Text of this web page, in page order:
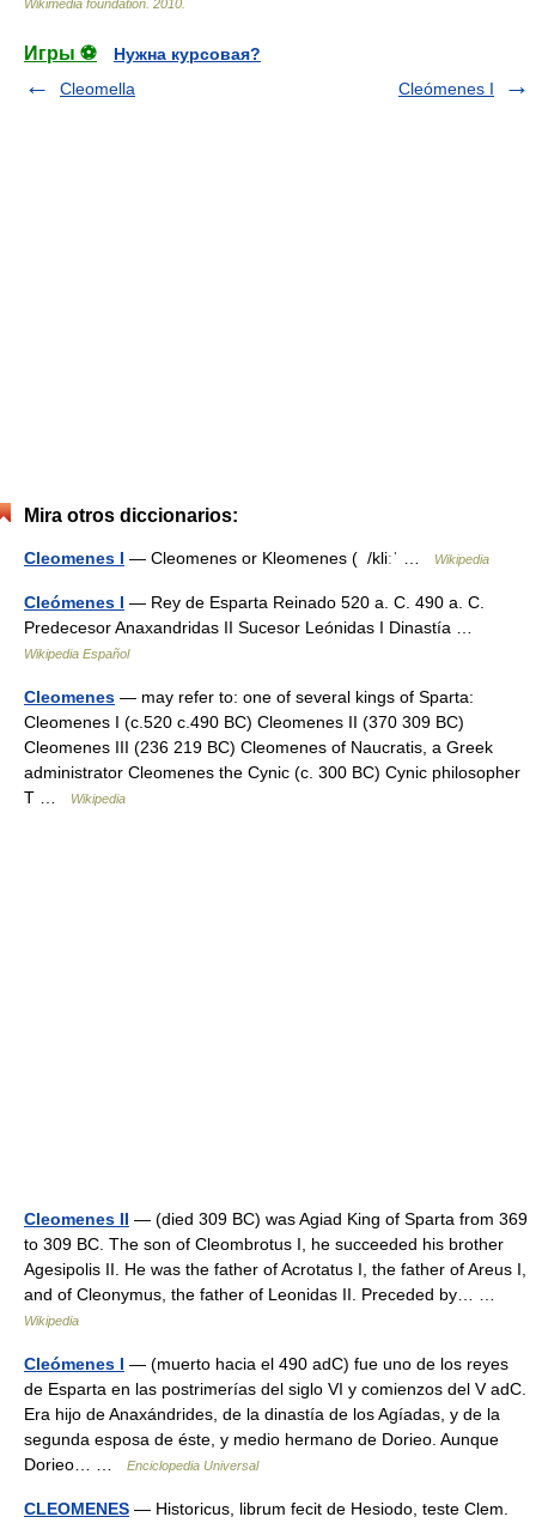
Wikimedia foundation 2010
Игры ⚽
Нужна курсовая?
Cleomella
Cleómenes I
Mira otros diccionarios:
Cleomenes I — Cleomenes or Kleomenes ( /kliːˈ … Wikipedia
Cleómenes I — Rey de Esparta Reinado 520 a. C. 490 a. C.
Predecesor Anaxandridas II Sucesor Leónidas I Dinastía …
Wikipedia Español
Cleomenes — may refer to: one of several kings of Sparta:
Cleomenes I (c.520 c.490 BC) Cleomenes II (370 309 BC)
Cleomenes III (236 219 BC) Cleomenes of Naucratis, a Greek
administrator Cleomenes the Cynic (c. 300 BC) Cynic philosopher
T …
Wikipedia
Cleomenes II — (died 309 BC) was Agiad King of Sparta from 369
to 309 BC. The son of Cleombrotus I, he succeeded his brother
Agesipolis II. He was the father of Acrotatus I, the father of Areus I,
and of Cleonymus, the father of Leonidas II. Preceded by… …
Wikipedia
Cleómenes I — (muerto hacia el 490 adC) fue uno de los reyes
de Esparta en las postrimerías del siglo VI y comienzos del V adC.
Era hijo de Anaxándrides, de la dinastía de los Agíadas, y de la
segunda esposa de éste, y medio hermano de Dorieo. Aunque
Dorieo… …
Enciclopedia Universal
CLEOMENES — Historicus, librum fecit de Hesiodo, teste Clem.